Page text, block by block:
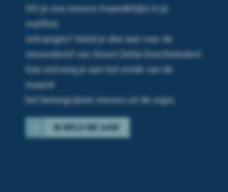
Wil je ons nieuws maandelijks in je
mailbox
ontvangen? Meld je dan aan voor de
nieuwsbrief van Smart Delta Drechtsteden!
Dan ontvang jeaan het einde van de
maand
het belangrijkstenieuws uit de regio.
IK MELD ME AAN!